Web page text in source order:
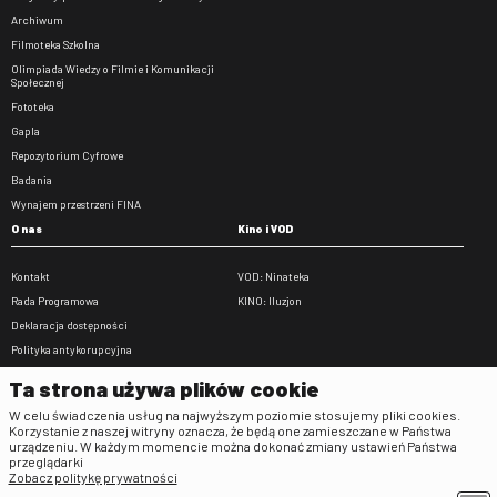
Archiwum
Filmoteka Szkolna
Olimpiada Wiedzy o Filmie i Komunikacji
Społecznej
Fototeka
Gapla
Repozytorium Cyfrowe
Badania
Wynajem przestrzeni FINA
O nas
Kontakt
Rada Programowa
Deklaracja dostępności
Polityka antykorupcyjna
Zamówienia publiczne
Praca w FINA
Kino i VOD
VOD: Ninateka
KINO: Iluzjon
Regulaminy
Ta strona używa plików cookie
W celu świadczenia usług na najwyższym poziomie stosujemy pliki cookies.
Korzystanie z naszej witryny oznacza, że będą one zamieszczane w Państwa
urządzeniu. W każdym momencie można dokonać zmiany ustawień Państwa
przeglądarki
Zobacz politykę prywatności